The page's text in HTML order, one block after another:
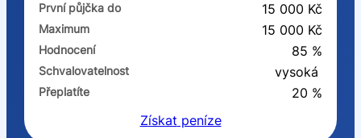
ne
Po insolvenci
První půjčka do 15 000 Kč
Maximum 15 000 Kč
Hodnocení 85 %
Schvalovatelnost vysoká
Přeplatíte
20 %
Získat peníze